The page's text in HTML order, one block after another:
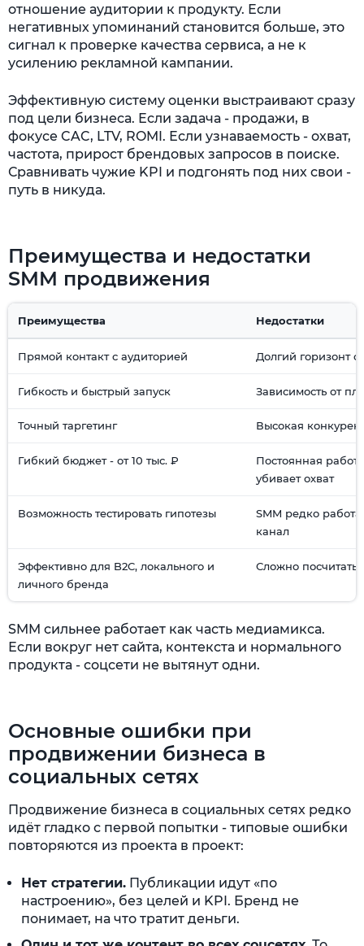
отношение аудитории к продукту. Если
негативных упоминаний становится больше, это
сигнал к проверке качества сервиса, а не к
усилению рекламной кампании.
Эффективную систему оценки выстраивают сразу
под цели бизнеса. Если задача - продажи, в
фокусе CAC, LTV, ROMI. Если узнаваемость - охват,
частота, прирост брендовых запросов в поиске.
Сравнивать чужие KPI и подгонять под них свои -
путь в никуда.
Преимущества и недостатки
SMM продвижения
Преимущества Недостатки
Прямой контакт с аудиторией Долгий горизонт
Гибкость и быстрый запуск Зависимость от
Точный таргетинг Высокая
Гибкий бюджет - от 10 тыс. ₽
Постоянная
убивает охват
Возможность тестировать гипотезы
SMM редко
канал
Эффективно для B2C, локального и
личного бренда
Сложно посчитать
SMM сильнее работает как часть медиамикса.
Если вокруг нет сайта, контекста и нормального
продукта - соцсети не вытянут одни.
Основные ошибки при
продвижении бизнеса в
социальных сетях
Продвижение бизнеса в социальных сетях редко
идёт гладко с первой попытки - типовые ошибки
повторяются из проекта в проект:
Нет стратегии. Публикации идут «по
настроению», без целей и KPI. Бренд не
понимает, на что тратит деньги.